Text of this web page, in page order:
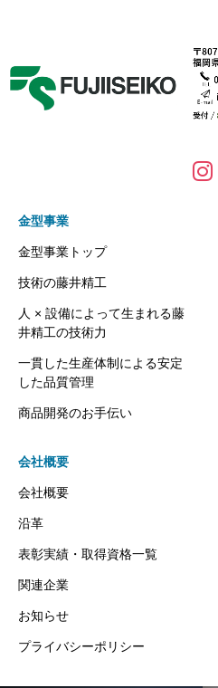
金型事業
金型事業トップ
技術の藤井精工
人 × 設備によって生まれる藤
井精工の技術力
一貫した生産体制による安定
した品質管理
商品開発のお手伝い
会社概要
会社概要
沿革
表彰実績・取得資格一覧
関連企業
お知らせ
プライバシーポリシー